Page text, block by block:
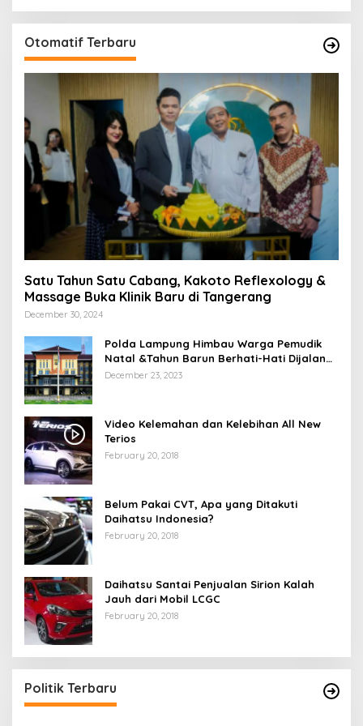
Otomatif Terbaru
Satu Tahun Satu Cabang, Kakoto Reflexology &
Massage Buka Klinik Baru di Tangerang
December 30, 2024
Polda Lampung Himbau Warga Pemudik
Natal &Tahun Barun Berhati-Hati Dijalan
Saat Melintas di -Titik Rawan Kecelakaan
December 23, 2023
Video Kelemahan dan Kelebihan All New
Terios
February 20, 2018
Belum Pakai CVT, Apa yang Ditakuti
Daihatsu Indonesia?
February 20, 2018
Daihatsu Santai Penjualan Sirion Kalah
Jauh dari Mobil LCGC
February 20, 2018
Politik Terbaru